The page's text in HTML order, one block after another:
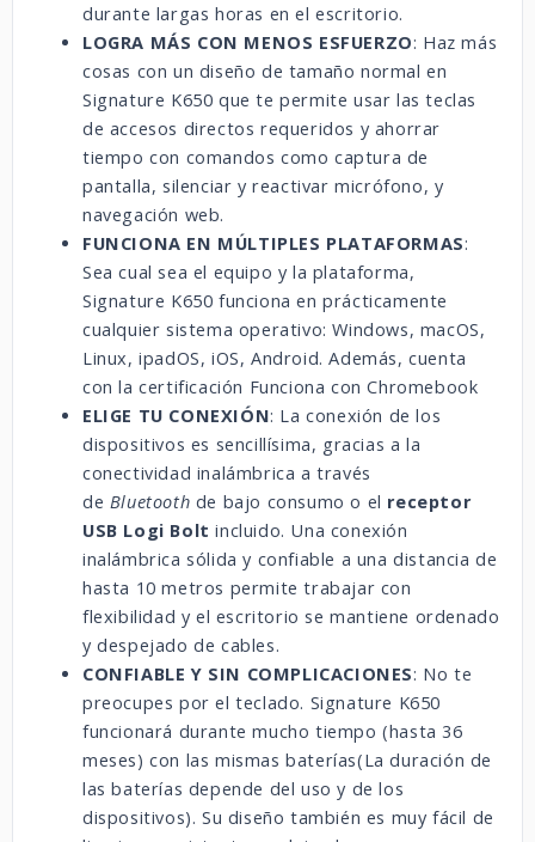
durante largas horas en el escritorio.
LOGRA MÁS CON MENOS ESFUERZO: Haz más
cosas con un diseño de tamaño normal en
Signature K650 que te permite usar las teclas
de accesos directos requeridos y ahorrar
tiempo con comandos como captura de
pantalla, silenciar y reactivar micrófono, y
navegación web.
FUNCIONA EN MÚLTIPLES PLATAFORMAS:
Sea cual sea el equipo y la plataforma,
Signature K650 funciona en prácticamente
cualquier sistema operativo: Windows, macOS,
Linux, ipadOS, iOS, Android. Además, cuenta
con la certificación Funciona con Chromebook
ELIGE TU CONEXIÓN: La conexión de los
dispositivos es sencillísima, gracias a la
conectividad inalámbrica a través
de Bluetooth de bajo consumo o el receptor
USB Logi Bolt incluido. Una conexión
inalámbrica sólida y confiable a una distancia de
hasta 10 metros permite trabajar con
flexibilidad y el escritorio se mantiene ordenado
y despejado de cables.
CONFIABLE Y SIN COMPLICACIONES: No te
preocupes por el teclado. Signature K650
funcionará durante mucho tiempo (hasta 36
meses) con las mismas baterías(La duración de
las baterías depende del uso y de los
dispositivos). Su diseño también es muy fácil de